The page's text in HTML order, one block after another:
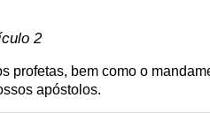
2
profetas, bem como o
apóstolos.